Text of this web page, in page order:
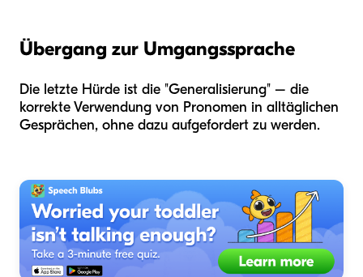
Übergang zur Umgangssprache
Die letzte Hürde ist die "Generalisierung" – die
korrekte Verwendung von Pronomen in alltäglichen
Gesprächen, ohne dazu aufgefordert zu werden.